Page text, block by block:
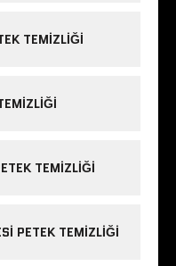
TEMIZLIĞI
TEMIZLIĞI
PETEK TEMIZLIĞI